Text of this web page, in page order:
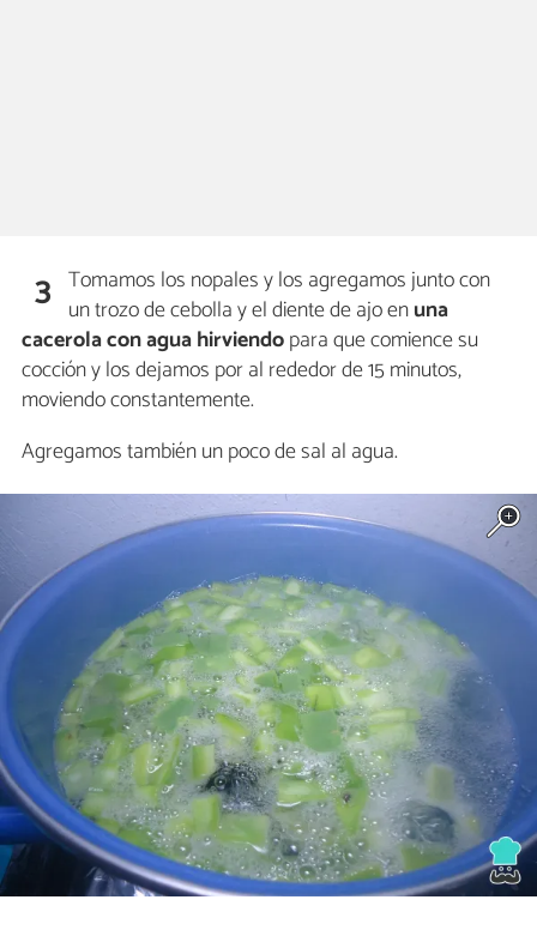
3 Tomamos los nopales y los agregamos junto con
un trozo de cebolla y el diente de ajo enuna
cacerola con agua hirviendopara que comience su
cocción y los dejamos por al rededor de 15 minutos,
moviendo constantemente.
Agregamos también un poco de sal al agua.